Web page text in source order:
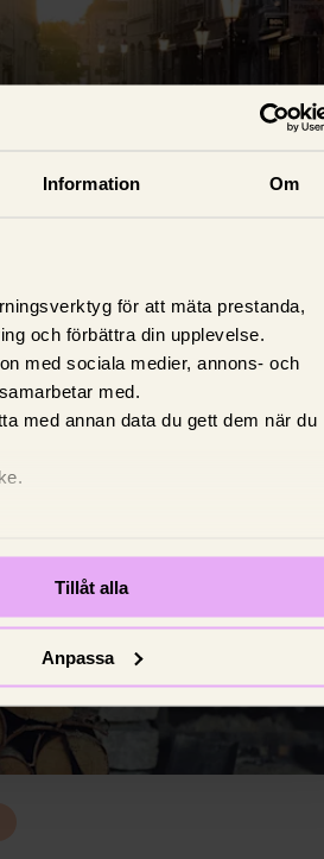
Information Om
för att mäta prestanda,
och förbättra din upplevelse.
med sociala medier, annons- och
med.
med annan data du gett dem när du
Tillåt alla
Anpassa
vad är det och vem
och din utbildning är
att avgöra om du tillhör
Thurell